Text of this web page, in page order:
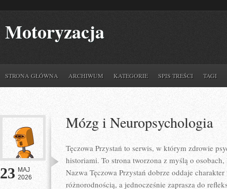
Motoryzacja
STRONA GŁÓWNA ARCHIWUM KATEGORIE SPIS TREŚCI TAGI
23 MAJ
2026
Mózg i Neuropsychologia
Tęczowa Przystań to serwis, w którym zdrowie
historiami. To strona tworzona z myślą o
Nazwa Tęczowa Przystań dobrze oddaje
różnorodnością, a jednocześnie zaprasza do